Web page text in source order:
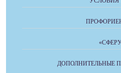
ДОПОЛНИТЕЛЬНЫЕ